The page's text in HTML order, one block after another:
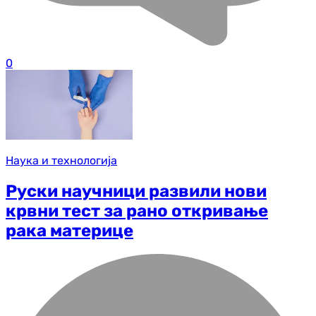
0
Наука и технологија
Руски научници развили нови
крвни тест за рано откривање
рака материце